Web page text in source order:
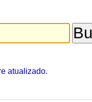
atualizado.